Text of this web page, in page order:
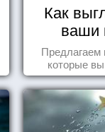
Как
ваши
Предлагаем
которые
видели , но
себе, что